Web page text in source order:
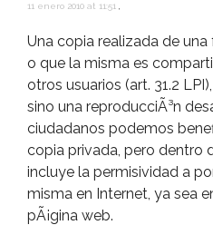
11 enero 2010 at 11:51
Una copia realizada de
o que la misma es
otros usuarios (art. 31.2
sino una reproducciÃ³n
ciudadanos podemos
copia privada, pero dentro
incluye la permisividad a
misma en Internet, ya sea
pÃ¡gina web.